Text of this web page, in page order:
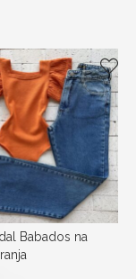
Babados na